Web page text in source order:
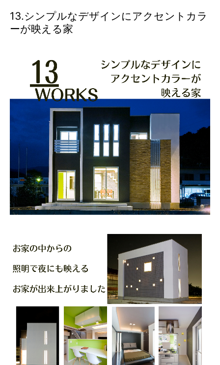
13.シンプルなデザインにアクセントカラ
ーが映える家